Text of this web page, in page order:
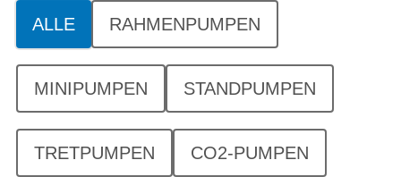
ALLE RAHMENPUMPEN
MINIPUMPEN STANDPUMPEN
TRETPUMPEN CO2-PUMPEN